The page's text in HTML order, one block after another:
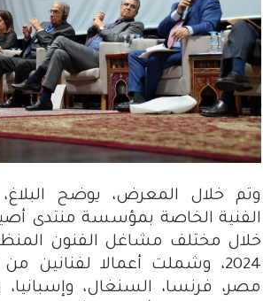
وتم خلال المعرض، يوضح
الفنية الخاصة بمؤسسة منتدى
خلال مختلف مشاغل الفنون
2024، وشملت أعمالا لفنانين من
مصر، فرنسا، السنغال، وإسبانيا،